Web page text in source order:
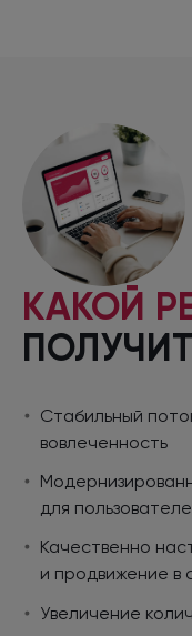
КАКОЙ
Стабильный
вовлеченность
для
Качественно
и продвижение в
Увеличение